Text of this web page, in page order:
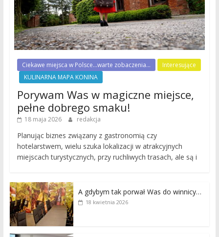
Ciekawe miejsca w Polsce...warte zobaczenia...
Interesujące
KULINARNA MAPA KONINA
Porywam Was w magiczne miejsce,
pełne dobrego smaku!
18 maja 2026 redakcja
Planując biznes związany z gastronomią czy
hotelarstwem, wielu szuka lokalizacji w atrakcyjnych
miejscach turystycznych, przy ruchliwych trasach, ale są i
A gdybym tak porwał Was do winnicy…
18 kwietnia 2026